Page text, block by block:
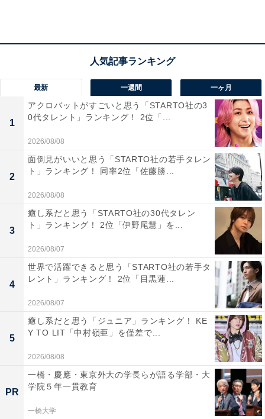
第2位：貯金
2位は、「貯金」でした！
学資保険や投資などと違い、元本割れのリスクもなく、
安全かつ確実に貯められるのが貯金のメリット。急な出
費があっても使いたいときにすぐに使えることから、ま
ずは貯金をと考える人が多いようです。
「0歳の頃からコツコツ貯めていかないと、とても捻出
できないから」「貯金が1番理想的」といったコメント
が寄せられました。
最新 一週間 一ヶ月
1
アクロバットがすごいと思う「STARTO社の3
0代タレント」ランキング！ 2位「...
2026/08/08
2
面倒見がいいと思う「STARTO社の若手タレン
ト」ランキング！ 同率2位「佐藤勝...
2026/08/08
3
癒し系だと思う「STARTO社の30代タレン
ト」ランキング！ 2位「伊野尾慧」を...
2026/08/07
4
世界で活躍できると思う「STARTO社の若手タ
レント」ランキング！ 2位「目黒蓮...
2026/08/07
5
癒し系だと思う「ジュニア」ランキング！ KE
Y TO LIT「中村嶺亜」を僅差で...
2026/08/08
PR
一橋・慶應・東京外大の学長らが語る学部・大
学院５年一貫教育
一橋大学